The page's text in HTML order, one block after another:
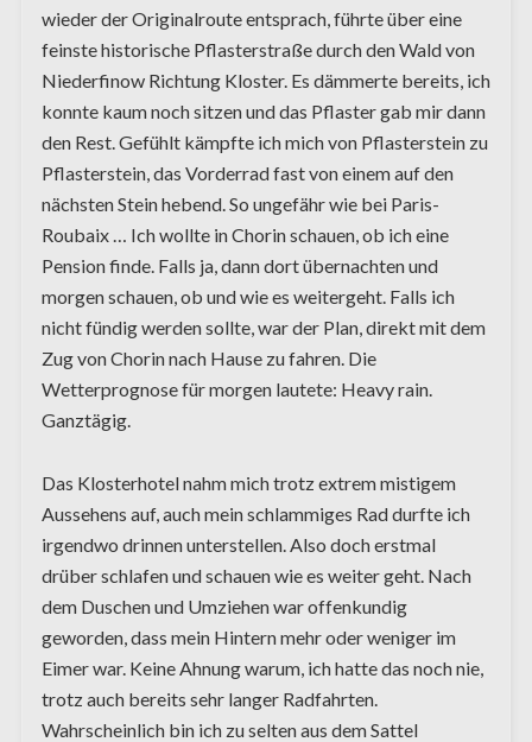
wieder der Originalroute entsprach, führte über eine
feinste historische Pflasterstraße durch den Wald von
Niederfinow Richtung Kloster. Es dämmerte bereits, ich
konnte kaum noch sitzen und das Pflaster gab mir dann
den Rest. Gefühlt kämpfte ich mich von Pflasterstein zu
Pflasterstein, das Vorderrad fast von einem auf den
nächsten Stein hebend. So ungefähr wie bei Paris-
Roubaix … Ich wollte in Chorin schauen, ob ich eine
Pension finde. Falls ja, dann dort übernachten und
morgen schauen, ob und wie es weitergeht. Falls ich
nicht fündig werden sollte, war der Plan, direkt mit dem
Zug von Chorin nach Hause zu fahren. Die
Wetterprognose für morgen lautete: Heavy rain.
Ganztägig.
Das Klosterhotel nahm mich trotz extrem mistigem
Aussehens auf, auch mein schlammiges Rad durfte ich
irgendwo drinnen unterstellen. Also doch erstmal
drüber schlafen und schauen wie es weiter geht. Nach
dem Duschen und Umziehen war offenkundig
geworden, dass mein Hintern mehr oder weniger im
Eimer war. Keine Ahnung warum, ich hatte das noch nie,
trotz auch bereits sehr langer Radfahrten.
Wahrscheinlich bin ich zu selten aus dem Sattel